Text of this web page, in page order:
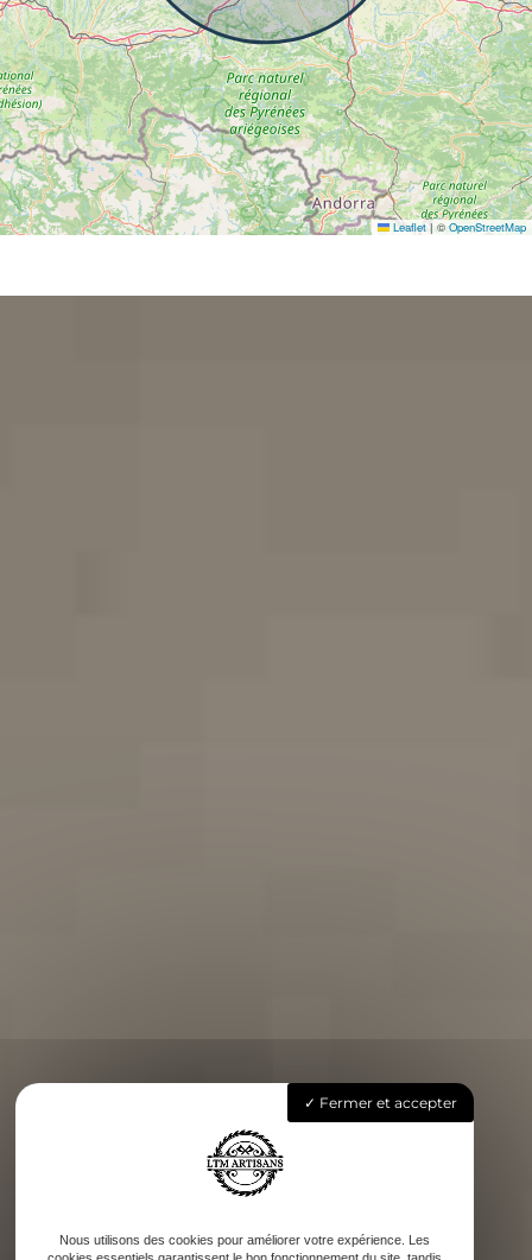
Leaflet |©OpenStreetMap
Fermer et accepter
Nous utilisons des cookies pour améliorer votre expérience. Les